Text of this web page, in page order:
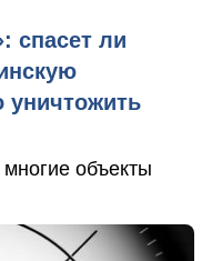
спасет ли
уничтожить
объекты